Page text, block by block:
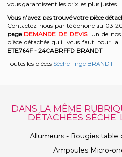
vous garantissent les prix les plus justes.
Vous n’avez pas trouvé votre pièce
Contactez-nous par téléphone au 03
page DEMANDE DE DEVIS. Un de
pièce détachée qu'il vous faut pour la
ETE764F - 24CABRFFD BRANDT
Toutes les pièces Sèche-linge BRANDT
DANS LA MÊME
DÉTACHÉES
Allumeurs - Bougies table
Ampoules Micro-